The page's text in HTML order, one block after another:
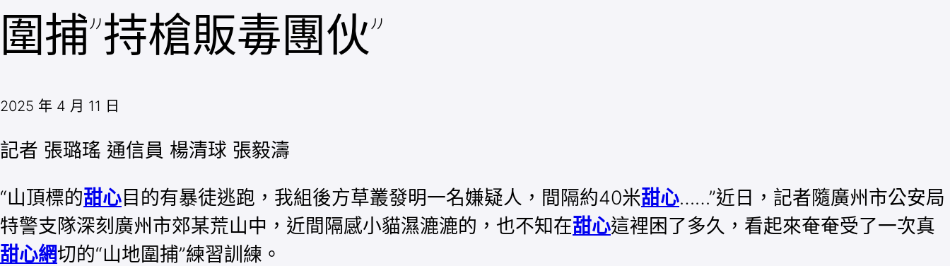
圍捕”持槍販毒團伙”
2025 年 4 月 11 日
記者 張璐瑤 通信員 楊清球 張毅濤
“山頂標的甜心目的有暴徒逃跑，我組後方草叢發明一名嫌疑人，間隔約40米甜心……”近日，記者隨廣州市公安局
特警支隊深刻廣州市郊某荒山中，近間隔感小貓濕漉漉的，也不知在甜心這裡困了多久，看起來奄奄受了一次真
甜心網切的“山地圍捕”練習訓練。